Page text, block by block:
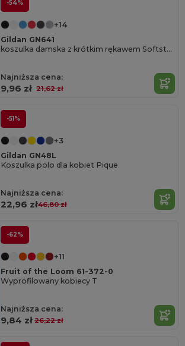
-54%
+14
Gildan GN641
koszulka damska z krótkim rękawem Softstyle
Najniższa cena:
9,96 zł 21,62 zł
-51%
+3
Gildan GN48L
Koszulka polo dla kobiet Pique
Najniższa cena:
22,96 zł46,80 zł
-62%
+11
Fruit of the Loom 61-372-0
Wyprofilowany kobiecy T
Najniższa cena:
9,84 zł 26,22 zł